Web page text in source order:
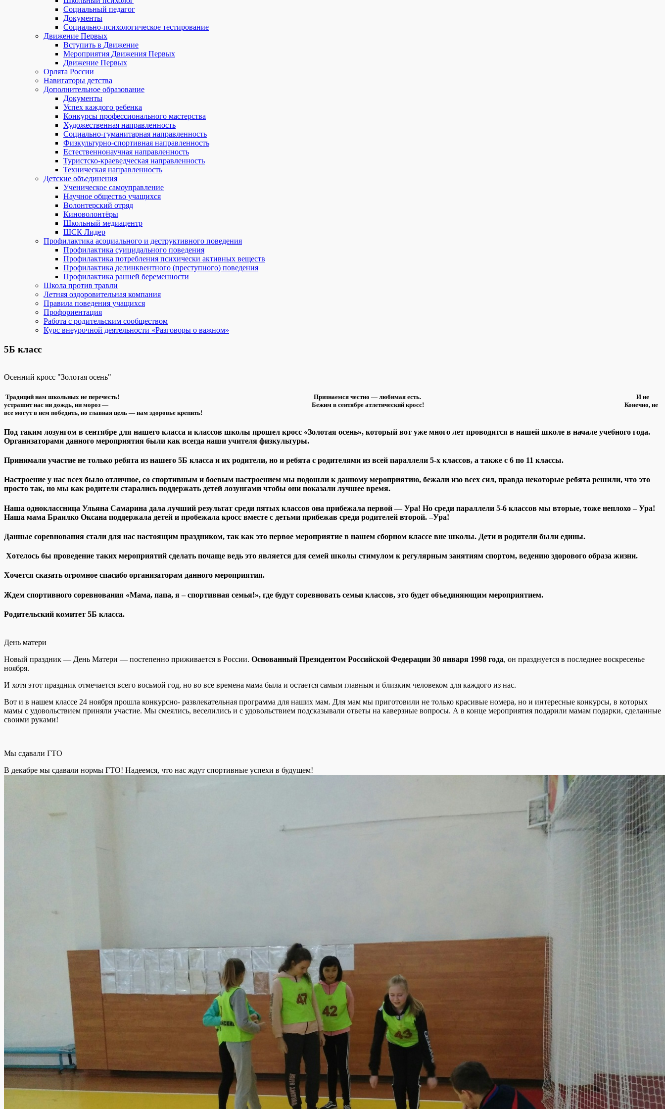
Социальный педагог
Документы
Социально-психологическое тестирование
Движение Первых
Вступить в Движение
Мероприятия Движения Первых
Движение Первых
Орлята России
Навигаторы детства
Дополнительное образование
Документы
Успех каждого ребенка
Конкурсы профессионального мастерства
Художественная направленность
Социально-гуманитарная направленность
Физкультурно-спортивная направленность
Естественнонаучная направленность
Туристско-краеведческая направленность
Техническая направленность
Детские объединения
Ученическое самоуправление
Научное общество учащихся
Волонтерский отряд
Киноволонтёры
Школьный медиацентр
ШСК Лидер
Профилактика асоциального и деструктивного поведения
Профилактика суицидального поведения
Профилактика потребления психически активных веществ
Профилактика делинквентного (преступного) поведения
Профилактика ранней беременности
Школа против травли
Летняя оздоровительная компания
Правила поведения учащихся
Профориентация
Работа с родительским сообществом
Курс внеурочной деятельности «Разговоры о важном»
5Б класс
Осенний кросс "Золотая осень"
Традиций нам школьных не перечесть! Признаемся честно — любимая есть. И не
устрашит нас ни дождь, ни мороз — Бежим в сентябре атлетический кросс! Конечно, не
все могут в нем победить, но главная цель — нам здоровье крепить!
Под таким лозунгом в сентябре для нашего класса и классов школы прошел кросс «Золотая осень», который вот уже много лет проводится в нашей школе в начале учебного года.
Организаторами данного мероприятия были как всегда наши учителя физкультуры.
Принимали участие не только ребята из нашего 5Б класса и их родители, но и ребята с родителями из всей параллели 5-х классов, а также с 6 по 11 классы.
Настроение у нас всех было отличное, со спортивным и боевым настроением мы подошли к данному мероприятию, бежали изо всех сил, правда некоторые ребята решили, что это
просто так, но мы как родители старались поддержать детей лозунгами чтобы они показали лучшее время.
Наша одноклассница Ульяна Самарина дала лучший результат среди пятых классов она прибежала первой — Ура! Но среди параллели 5-6 классов мы вторые, тоже неплохо – Ура!
Наша мама Браилко Оксана поддержала детей и пробежала кросс вместе с детьми прибежав среди родителей второй. –Ура!
Данные соревнования стали для нас настоящим праздником, так как это первое мероприятие в нашем сборном классе вне школы. Дети и родители были едины.
Хотелось бы проведение таких мероприятий сделать почаще ведь это является для семей школы стимулом к регулярным занятиям спортом, ведению здорового образа жизни.
Хочется сказать огромное спасибо организаторам данного мероприятия.
Ждем спортивного соревнования «Мама, папа, я – спортивная семья!», где будут соревновать семьи классов, это будет объединяющим мероприятием.
Родительский комитет 5Б класса.
День матери
Новый праздник — День Матери — постепенно приживается в России. Основанный Президентом Российской Федерации 30 января 1998 года, он празднуется в последнее воскресенье
ноября.
И хотя этот праздник отмечается всего восьмой год, но во все времена мама была и остается самым главным и близким человеком для каждого из нас.
Вот и в нашем классе 24 ноября прошла конкурсно- развлекательная программа для наших мам. Для мам мы приготовили не только красивые номера, но и интересные конкурсы, в которых
мамы с удовольствием приняли участие. Мы смеялись, веселились и с удовольствием подсказывали ответы на каверзные вопросы. А в конце мероприятия подарили мамам подарки, сделанные
своими руками!
Мы сдавали ГТО
В декабре мы сдавали нормы ГТО! Надеемся, что нас ждут спортивные успехи в будущем!